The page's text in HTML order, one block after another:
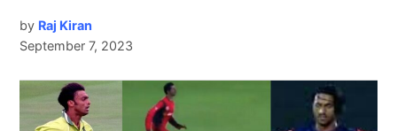
by Raj Kiran
September 7, 2023